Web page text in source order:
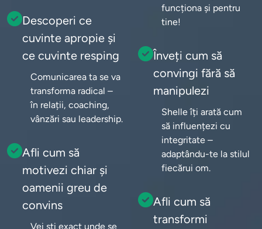
Descoperi ce
cuvinte apropie și
ce cuvinte resping
Comunicarea ta se va
transforma radical –
în relații, coaching,
vânzări sau leadership.
Afli cum să
motivezi chiar și
oamenii greu de
convins
Vei ști exact unde se
funcționa și pentru
tine!
Înveți cum să
convingi fără să
manipulezi
Shelle îți arată cum
să influențezi cu
integritate –
adaptându-te la stilul
fiecărui om.
Afli cum să
transformi